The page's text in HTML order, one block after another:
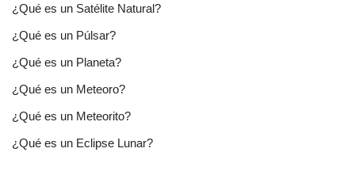
¿Qué es un Satélite Natural?
¿Qué es un Púlsar?
¿Qué es un Planeta?
¿Qué es un Meteoro?
¿Qué es un Meteorito?
¿Qué es un Eclipse Lunar?